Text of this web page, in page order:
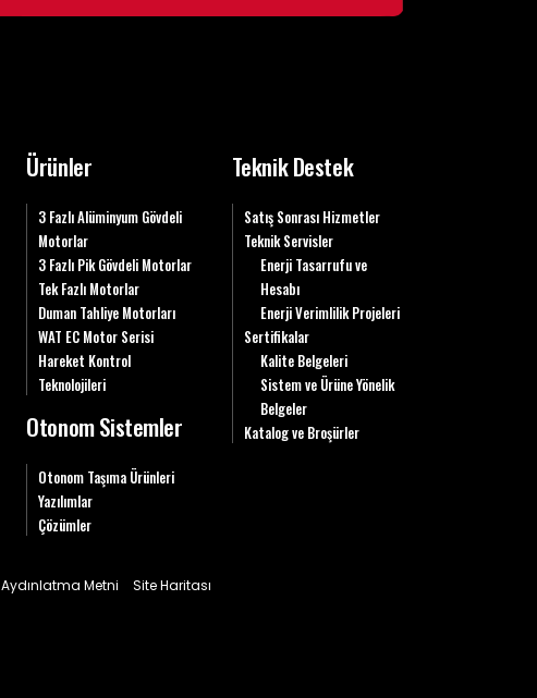
Ürünler
3 Fazlı Alüminyum Gövdeli
Motorlar
3 Fazlı Pik Gövdeli Motorlar
Tek Fazlı Motorlar
Duman Tahliye Motorları
WAT EC Motor Serisi
Hareket Kontrol
Teknolojileri
Otonom Sistemler
Otonom Taşıma Ürünleri
Yazılımlar
Çözümler
Teknik Destek
Satış Sonrası Hizmetler
Teknik Servisler
Enerji Tasarrufu ve
Hesabı
Enerji Verimlilik Projeleri
Sertifikalar
Kalite Belgeleri
Sistem ve Ürüne Yönelik
Belgeler
Katalog ve Broşürler
Metni Site Haritası